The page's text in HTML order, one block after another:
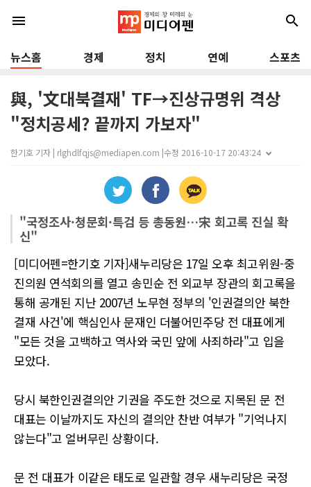
menu search
뉴스홈 경제 정치 연예 스포츠
與, '文대북결재' TF→진상규명위 격상
"정치공세? 끝까지 가보자"
한기호 기자 | rlghdlfqjs@mediapen.com |수정 2016-10-17 20:43:24
"국정조사·청문회·특검 등 총동원…宋 회고록 진실 확
신"
[미디어펜=한기호 기자]새누리당은 17일 오후 최고위원-중
진의원 연석회의를 열고 송민순 전 외교부 장관의 회고록을
통해 공개된 지난 2007년 노무현 정부의 '인권결의안 북한
결재 사건'에 핵심인사 문재인 더불어민주당 전 대표에게
"모든 것을 고백하고 역사와 국민 앞에 사죄하라"고 입을
모았다.
당시 북한인권결의안 기권을 주도한 것으로 지목된 문 전
대표는 이날까지도 자신의 결의안 찬반 여부가 "기억나지
않는다"고 얼버무린 상황이다.
문 전 대표가 이같은 태도로 일관할 경우 새누리당은 국정